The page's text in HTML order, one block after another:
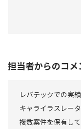
担当者からのコメ
レバテックでの実
キャライラスレー
複数案件を保有し